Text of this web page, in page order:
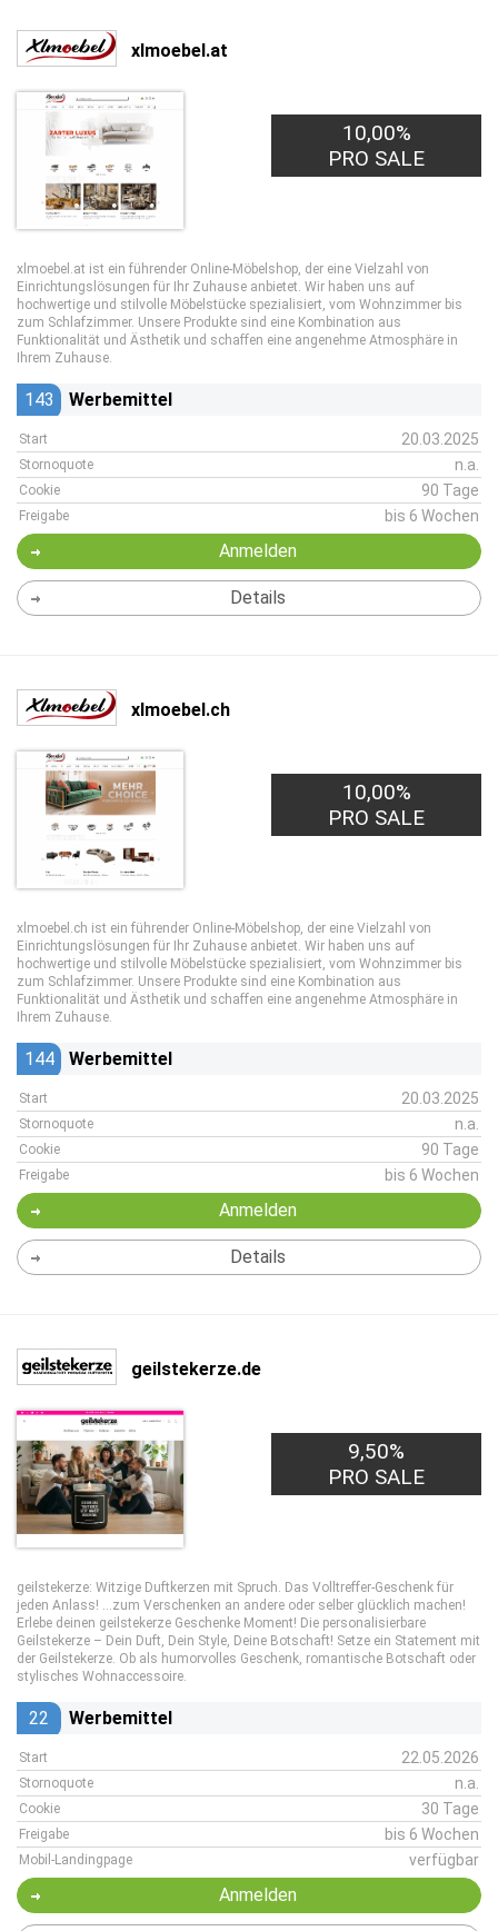
xlmoebel.at
10,00%
PRO SALE
xlmoebel.at ist ein führender Online-Möbelshop, der eine Vielzahl von
Einrichtungslösungen für Ihr Zuhause anbietet. Wir haben uns auf
hochwertige und stilvolle Möbelstücke spezialisiert, vom Wohnzimmer bis
zum Schlafzimmer. Unsere Produkte sind eine Kombination aus
Funktionalität und Ästhetik und schaffen eine angenehme Atmosphäre in
Ihrem Zuhause.
143 Werbemittel
Start 20.03.2025
Stornoquote n.a.
Cookie 90 Tage
Freigabe bis 6 Wochen
Anmelden
Details
xlmoebel.ch
10,00%
PRO SALE
xlmoebel.ch ist ein führender Online-Möbelshop, der eine Vielzahl von
Einrichtungslösungen für Ihr Zuhause anbietet. Wir haben uns auf
hochwertige und stilvolle Möbelstücke spezialisiert, vom Wohnzimmer bis
zum Schlafzimmer. Unsere Produkte sind eine Kombination aus
Funktionalität und Ästhetik und schaffen eine angenehme Atmosphäre in
Ihrem Zuhause.
144 Werbemittel
Start 20.03.2025
Stornoquote n.a.
Cookie 90 Tage
Freigabe bis 6 Wochen
Anmelden
Details
geilstekerze.de
9,50%
PRO SALE
geilstekerze: Witzige Duftkerzen mit Spruch. Das Volltreffer-Geschenk für
jeden Anlass! …zum Verschenken an andere oder selber glücklich machen!
Erlebe deinen geilstekerze Geschenke Moment! Die personalisierbare
Geilstekerze – Dein Duft, Dein Style, Deine Botschaft! Setze ein Statement mit
der Geilstekerze. Ob als humorvolles Geschenk, romantische Botschaft oder
stylisches Wohnaccessoire.
22 Werbemittel
Start 22.05.2026
Stornoquote n.a.
Cookie 30 Tage
Freigabe bis 6 Wochen
Mobil-Landingpage verfügbar
Anmelden